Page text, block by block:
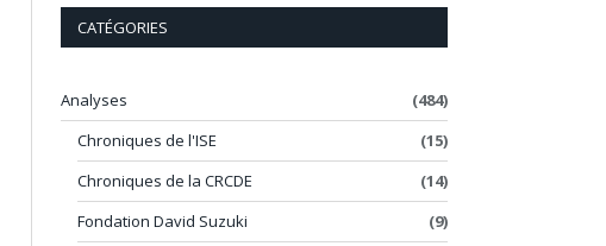
CATÉGORIES
Analyses
(484)
Chroniques de l'ISE
(15)
Chroniques de la CRCDE
(14)
Fondation David Suzuki
(9)